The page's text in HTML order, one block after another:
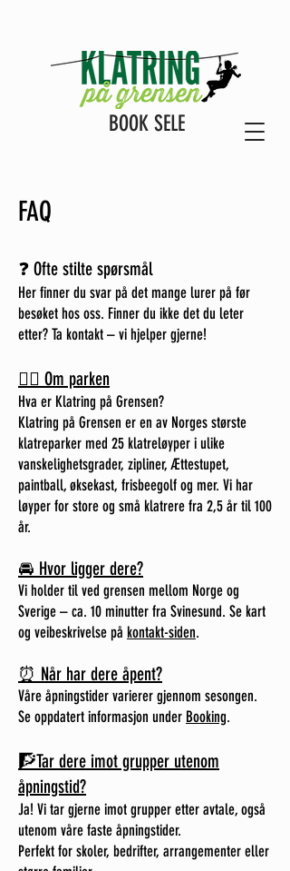
BOOK SELE
FAQ
❓ Ofte stilte spørsmål
Her finner du svar på det mange lurer på før
besøket hos oss. Finner du ikke det du leter
etter? Ta kontakt – vi hjelper gjerne!
🧗‍♀️ Om parken
Hva er Klatring på Grensen?
Klatring på Grensen er en av Norges største
klatreparker med 25 klatreløyper i ulike
vanskelighetsgrader, zipliner, Ættestupet,
paintball, øksekast, frisbeegolf og mer. Vi har
løyper for store og små klatrere fra 2,5 år til 100
år.
🚘 Hvor ligger dere?
Vi holder til ved grensen mellom Norge og
Sverige – ca. 10 minutter fra Svinesund. Se kart
og veibeskrivelse på kontakt-siden.
⏰ Når har dere åpent?
Våre åpningstider varierer gjennom sesongen.
Se oppdatert informasjon under Booking.
🧗Tar dere imot grupper utenom
åpningstid?
Ja! Vi tar gjerne imot grupper etter avtale, også
utenom våre faste åpningstider.
Perfekt for skoler, bedrifter, arrangementer eller